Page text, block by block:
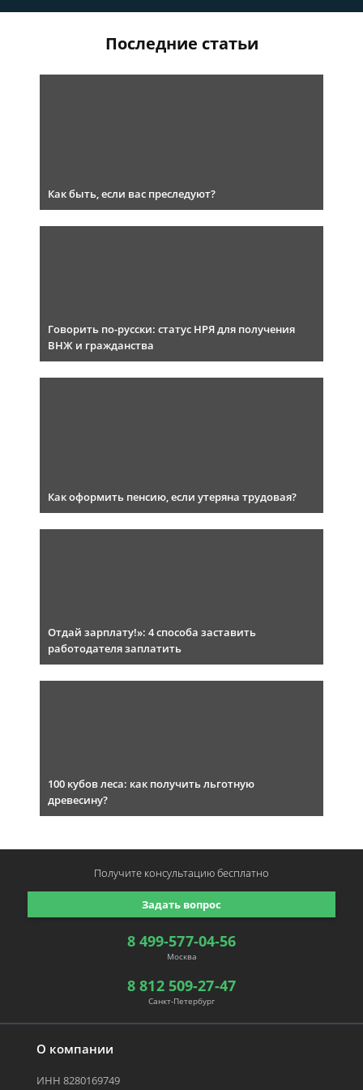
Последние статьи
Как быть, если вас преследуют?
Говорить по-русски: статус НРЯ для получения
ВНЖ и гражданства
Как оформить пенсию, если утеряна трудовая?
Отдай зарплату!»: 4 способа заставить
работодателя заплатить
100 кубов леса: как получить льготную
древесину?
О компании
ИНН 8280169749
8 499-577-04-56
Москва
8 812 509-27-47
Санкт-Петербург
Задать вопрос
Получите консультациюбесплатно